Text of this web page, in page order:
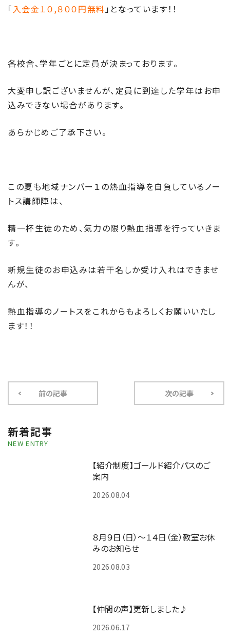
「入会金１０,８００円無料」となっています！！
各校舎、学年ごとに定員が決まっております。
大変申し訳ございませんが、定員に到達した学年はお申
込みできない場合があります。
あらかじめご了承下さい。
この夏も地域ナンバー１の熱血指導を自負しているノー
トス講師陣は、
精一杯生徒のため、気力の限り熱血指導を行っていきま
す。
新規生徒のお申込みは若干名しか受け入れはできませ
んが、
熱血指導のノートスをこれからもよろしくお願いいたし
ます！！
前の記事 次の記事
新着記事
NEW ENTRY
【紹介制度】ゴールド紹介パスのご
案内
2026.08.04
８月９日（日）～１４日（金）教室お休
みのお知らせ
2026.08.03
【仲間の声】更新しました♪
2026.06.17